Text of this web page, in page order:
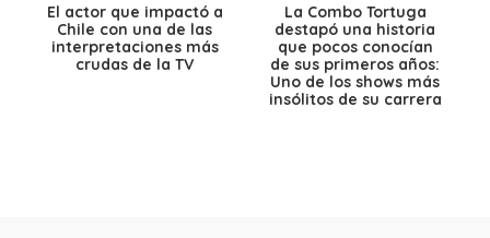
El actor que impactó a
Chile con una de las
interpretaciones más
crudas de la TV
La Combo Tortuga
destapó una historia
que pocos conocían
de sus primeros años:
Uno de los shows más
insólitos de su carrera